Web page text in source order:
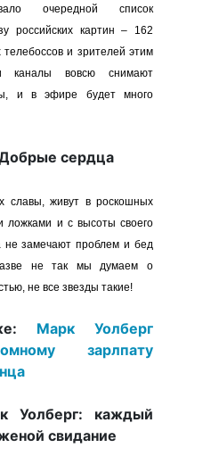
очередной список
российских картин – 162
телебоссов и зрителей этим
каналы вовсю снимают
и в эфире будет много
сердца
славы, живут в роскошных
ложками и с высоты своего
не замечают проблем и бед
не так мы думаем о
не все звезды такие!
Марк Уолберг
зарлпату
Уолберг: каждый
свидание